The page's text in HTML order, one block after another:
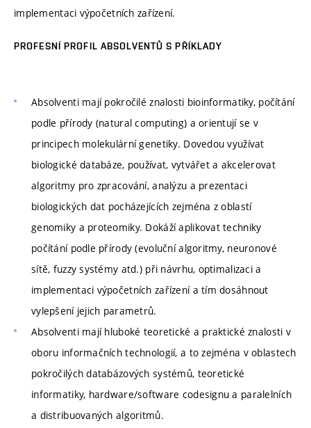
implementaci výpočetních zařízení.
PROFESNÍ PROFIL ABSOLVENTŮ S PŘÍKLADY
Absolventi mají pokročilé znalosti bioinformatiky, počítání
podle přírody (natural computing) a orientují se v
principech molekulární genetiky. Dovedou využívat
biologické databáze, používat, vytvářet a akcelerovat
algoritmy pro zpracování, analýzu a prezentaci
biologických dat pocházejících zejména z oblastí
genomiky a proteomiky. Dokáží aplikovat techniky
počítání podle přírody (evoluční algoritmy, neuronové
sítě, fuzzy systémy atd.) při návrhu, optimalizaci a
implementaci výpočetních zařízení a tím dosáhnout
vylepšení jejich parametrů.
Absolventi mají hluboké teoretické a praktické znalosti v
oboru informačních technologií, a to zejména v oblastech
pokročilých databázových systémů, teoretické
informatiky, hardware/software codesignu a paralelních
a distribuovaných algoritmů.